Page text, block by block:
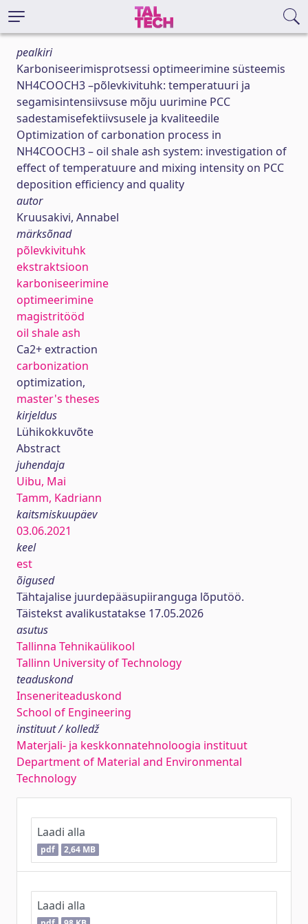
pealkiri
Karboniseerimisprotsessi optimeerimine süsteemis
NH4COOCH3 –põlevkivituhk: temperatuuri ja
segamisintensiivsuse mõju uurimine PCC
sadestamisefektiivsusele ja kvaliteedile
Optimization of carbonation process in
NH4COOCH3 – oil shale ash system: investigation of
effect of temperatuure and mixing intensity on PCC
deposition efficiency and quality
autor
Kruusakivi, Annabel
märksõnad
põlevkivituhk
ekstraktsioon
karboniseerimine
optimeerimine
magistritööd
oil shale ash
Ca2+ extraction
carbonization
optimization,
master's theses
kirjeldus
Lühikokkuvõte
Abstract
juhendaja
Uibu, Mai
Tamm, Kadriann
kaitsmiskuupäev
03.06.2021
keel
est
õigused
Tähtajalise juurdepääsupiiranguga lõputöö.
Täistekst avalikustatakse 17.05.2026
asutus
Tallinna Tehnikaülikool
Tallinn University of Technology
teaduskond
Inseneriteaduskond
School of Engineering
instituut / kolledž
Materjali- ja keskkonnatehnoloogia instituut
Department of Material and Environmental
Technology
Laadi alla
pdf 2,64 MB
Laadi alla